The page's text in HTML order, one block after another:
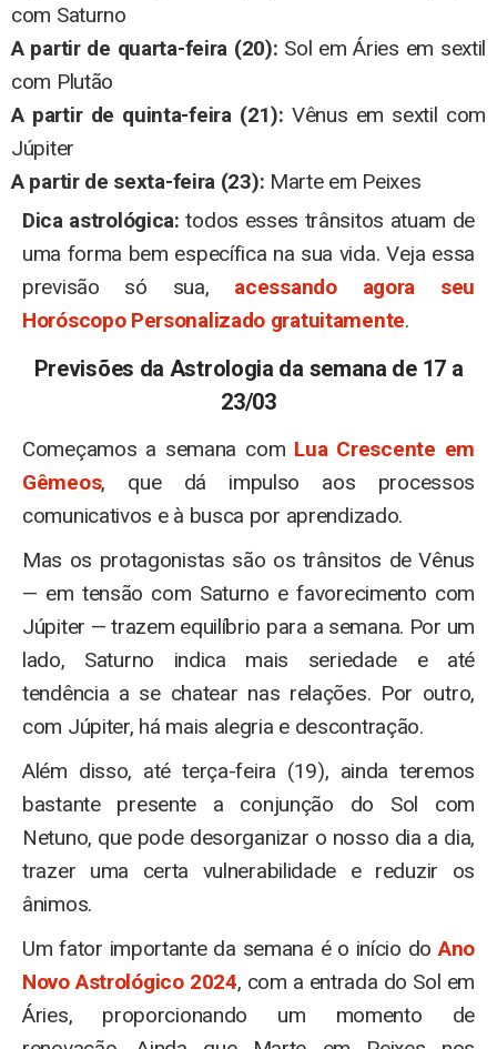
com Saturno
A partir de quarta-feira (20): Sol em Áries em sextil
com Plutão
A partir de quinta-feira (21): Vênus em sextil com
Júpiter
A partir de sexta-feira (23): Marte em Peixes
Dica astrológica:todos esses trânsitos atuam de
uma forma bem específica na sua vida. Veja essa
previsão só sua, acessando agora seu
Horóscopo Personalizado gratuitamente.
Previsões da Astrologia da semana de 17 a
23/03
Começamos a semana com Lua Crescente em
Gêmeos, que dá impulso aos processos
comunicativos e à busca por aprendizado.
Mas os protagonistas são os trânsitos de Vênus
— em tensão com Saturno e favorecimento com
Júpiter — trazem equilíbrio para a semana. Por um
lado, Saturno indica mais seriedade​ e até
tendência a se chatear nas relações. Por outro,
com Júpiter, há mais alegria e descontração.
Além disso, até terça-feira (19), ainda teremos
bastante presente a conjunção do Sol com
Netuno, que pode desorganizar o nosso dia a dia,
trazer uma certa vulnerabilidade e reduzir os
ânimos.
Um fator importante da semana é o início doAno
Novo Astrológico 2024, com a entrada do Sol em
Áries, proporcionando um momento de